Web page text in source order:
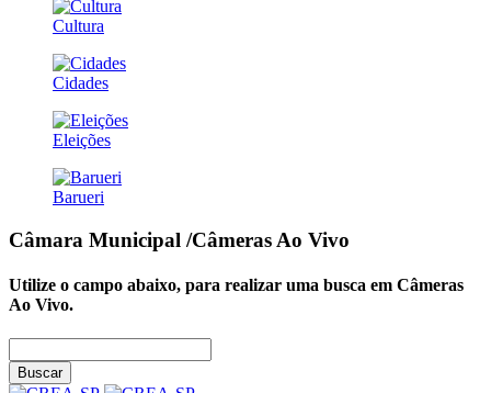
Cultura
Cidades
Eleições
Barueri
Câmara Municipal /Câmeras Ao Vivo
Utilize o campo abaixo, para realizar uma busca em Câmeras
Ao Vivo.
Buscar